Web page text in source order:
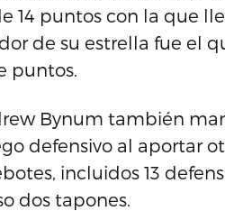
14 puntos con la que
de su estrella fue el
puntos.
Bynum también
defensivo al aportar
incluidos 13
dos tapones.